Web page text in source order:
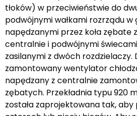
tłoków) w przeciwieństwie do
podwójnymi wałkami rozrządu w
napędzanymi przez koła zębate
centralnie i podwójnymi
zasilanymi z dwóch rozdzielaczy.
zamontowany wentylator
napędzany z centralnie
zębatych. Przekładnia typu 920
została zaprojektowana tak,